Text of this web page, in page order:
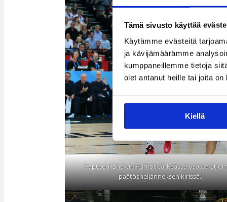
Tämä sivusto käyttää
Käytämme evästeitä
ja kävijämäärämme
kumppaneillemme tietoja
olet antanut heille tai joita
Kiellä
Kapteeni Shawn Huff oli tärkeässä osassa
päätösneljänneksen kirissä.